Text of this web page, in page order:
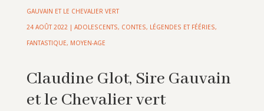
GAUVAIN ET LE CHEVALIER VERT
24 AOÛT 2022 | ADOLESCENTS, CONTES, LÉGENDES ET FÉÉRIES,
FANTASTIQUE, MOYEN-AGE
Claudine Glot, Sire Gauvain
et le Chevalier vert